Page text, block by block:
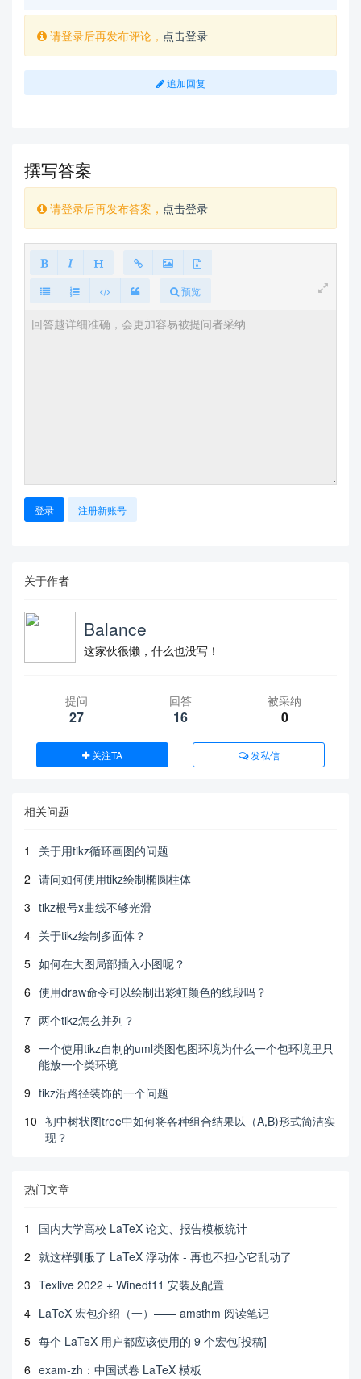
请登录后再发布评论， 点击登录
追加回复
撰写答案
请登录后再发布答案， 点击登录
预览
登录 注册新账号
关于作者
Balance
这家伙很懒，什么也没写！
提问
27
回答
16
被采纳
0
关注TA 发私信
相关问题
1
关于用tikz循环画图的问题
2 请问如何使用tikz绘制椭圆柱体
3 tikz根号x曲线不够光滑
4 关于tikz绘制多面体？
5 如何在大图局部插入小图呢？
6 使用draw命令可以绘制出彩虹颜色的线段吗？
7 两个tikz怎么并列？
8 一个使用tikz自制的uml类图包图环境为什么一个包环境里只
能放一个类环境
9 tikz沿路径装饰的一个问题
10 初中树状图tree中如何将各种组合结果以（A,B)形式简洁实
现？
热门文章
1
国内大学高校 LaTeX 论文、报告模板统计
2 就这样驯服了 LaTeX 浮动体 - 再也不担心它乱动了
3 Texlive 2022 + Winedt11 安装及配置
4 LaTeX 宏包介绍（一）—— amsthm 阅读笔记
5 每个 LaTeX 用户都应该使用的 9 个宏包[投稿]
6 exam-zh：中国试卷 LaTeX 模板